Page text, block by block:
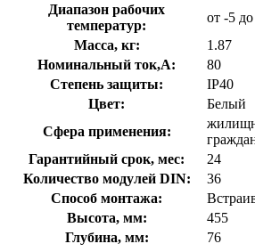
Диапазон рабочих
температур:
от -5
Масса, кг:
1.87
Номинальный ток,А:
80
Степень защиты:
IP40
Цвет:
Белый
Сфера применения:
Гарантийный срок, мес:
24
Количество модулей DIN:
36
Способ монтажа:
Высота, мм:
455
Глубина, мм:
76